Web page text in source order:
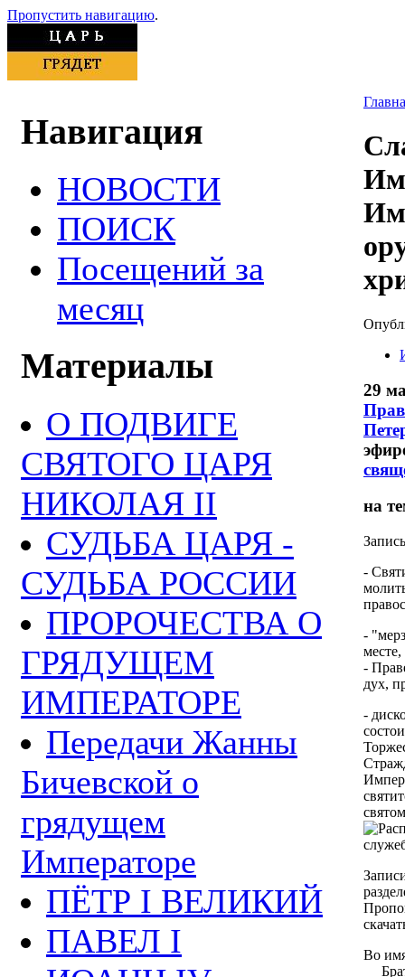
Пропустить навигацию.
Навигация
НОВОСТИ
ПОИСК
Посещений за
месяц
Материалы
О ПОДВИГЕ
СВЯТОГО ЦАРЯ
НИКОЛАЯ II
СУДЬБА ЦАРЯ -
СУДЬБА РОССИИ
ПРОРОЧЕСТВА О
ГРЯДУЩЕМ
ИМПЕРАТОРЕ
Передачи Жанны
Бичевской о
грядущем
Императоре
ПЁТР I ВЕЛИКИЙ
ПАВЕЛ I
29
на
-
-
-
дух,
-
Во